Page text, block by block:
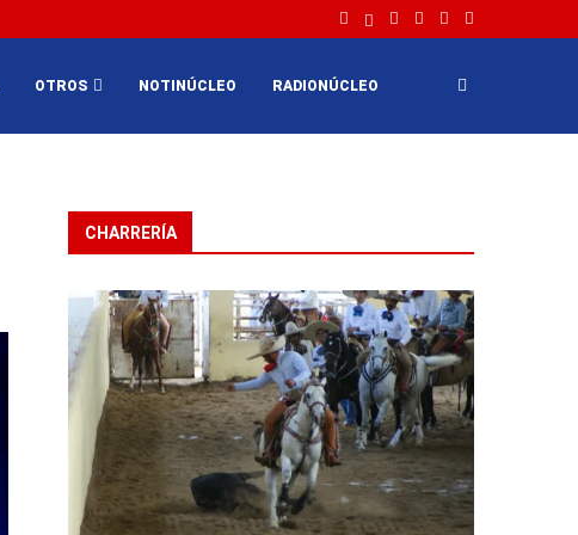
OTROS NOTINÚCLEO RADIONÚCLEO
CHARRERÍA